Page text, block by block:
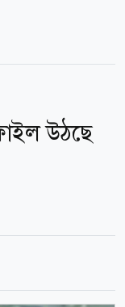
উঠছে